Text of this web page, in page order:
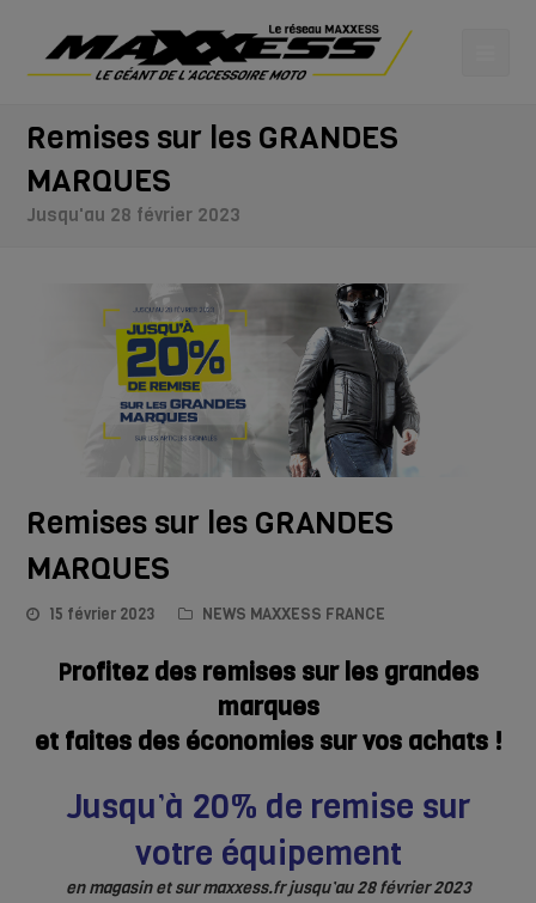
Remises sur les GRANDES
MARQUES
Jusqu'au 28 février 2023
Remises sur les GRANDES
MARQUES
15 février 2023 NEWS MAXXESS FRANCE
Profitez des remises sur les grandes
marques
et faites des économies sur vos achats !
Jusqu’à 20% de remise sur
votre équipement
en magasin et sur maxxess.fr jusqu’au 28 février 2023